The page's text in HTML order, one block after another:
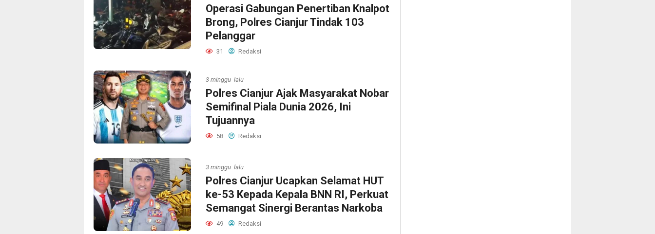
Operasi Gabungan Penertiban Knalpot
Brong, Polres Cianjur Tindak 103
Pelanggar
31 Redaksi
3 minggu lalu
Polres Cianjur Ajak Masyarakat Nobar
Semifinal Piala Dunia 2026, Ini
Tujuannya
58 Redaksi
3 minggu lalu
Polres Cianjur Ucapkan Selamat HUT
ke-53 Kepada Kepala BNN RI, Perkuat
Semangat Sinergi Berantas Narkoba
49 Redaksi